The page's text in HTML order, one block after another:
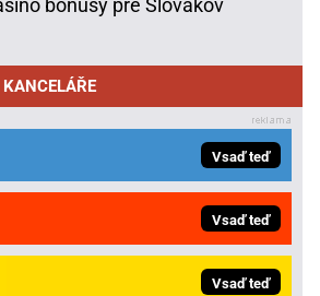
Vsaď teď
Vsaď teď
Vsaď teď